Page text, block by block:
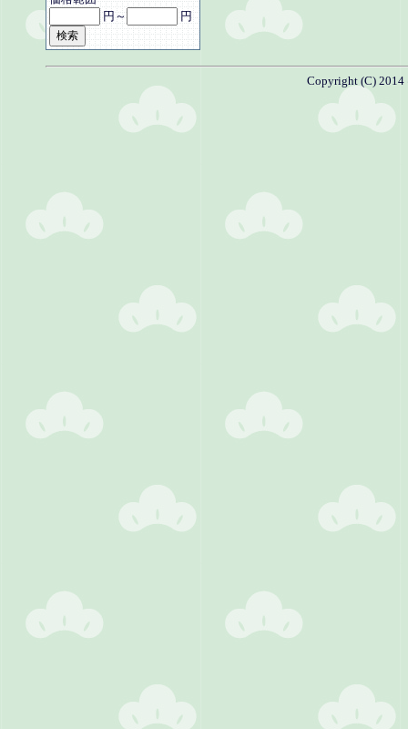
円～
円
Copyright (C)